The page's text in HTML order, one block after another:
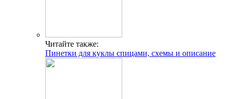
Читайте также:
Пинетки для куклы спицами, схемы и описание